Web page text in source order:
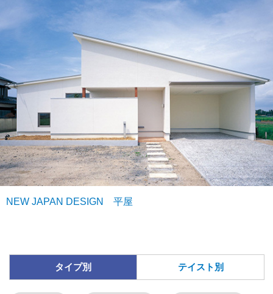
NEW JAPAN DESIGN 平屋
タイプ別 テイスト別